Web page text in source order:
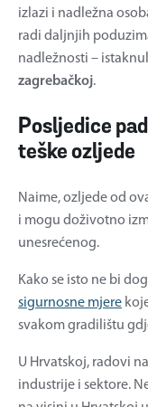
izlazi i nadležna
radi daljnjih
nadležnosti –
zagrebačkoj.
Posljedice
teške ozljede
Naime, ozljede od
i mogu doživotno
unesrećenog.
Kako se isto ne bi
sigurnosne mjere
svakom gradilištu
U Hrvatskoj, radovi
industrije i sektore.